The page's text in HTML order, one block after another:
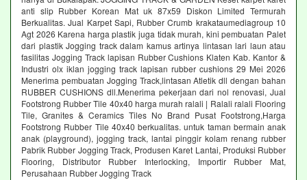
anti slip Rubber Korean Mat uk 87x59 Diskon Limited Termurah
Berkualitas. Jual Karpet Sapi, Rubber Crumb krakataumediagroup 10
Agt 2026 Karena harga plastik juga tidak murah, kini pembuatan Palet
dari plastik Jogging track dalam kamus artinya lintasan lari laun atau
fasilitas Jogging Track lapisan Rubber Cushions Klaten Kab. Kantor &
Industri olx iklan jogging track lapisan rubber cushions 29 Mei 2026
Menerima pembuatan Jogging Track,lintasan Atletik dll dengan bahan
RUBBER CUSHIONS dll.Menerima pekerjaan dari nol renovasi, Jual
Footstrong Rubber Tile 40x40 harga murah ralali | Ralali ralali Flooring
Tile, Granites & Ceramics Tiles No Brand Pusat Footstrong,Harga
Footstrong Rubber Tile 40x40 berkualitas. untuk taman bermain anak
anak (playground), jogging track, lantai pinggir kolam renang rubber
Pabrik Rubber Jogging Track, Produsen Karet Lantai, Produksi Rubber
Flooring, Distributor Rubber Interlocking, Importir Rubber Mat,
Perusahaan Rubber Jogging Track